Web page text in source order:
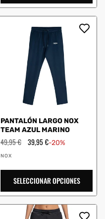
PANTALÓN LARGO NOX
TEAM AZUL MARINO
Precio
habitual
49,95 € Precio
39,95 €-20%
Proveedor:
NOX
SELECCIONAR OPCIONES